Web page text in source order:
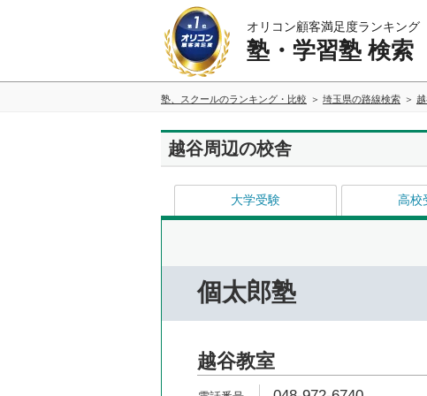
オリコン顧客満足度ランキング
塾・学習塾 検索
塾、スクールのランキング・比較 埼玉県の路線検索
越谷周辺の校舎
大学受験 高校
個太郎塾
越谷教室